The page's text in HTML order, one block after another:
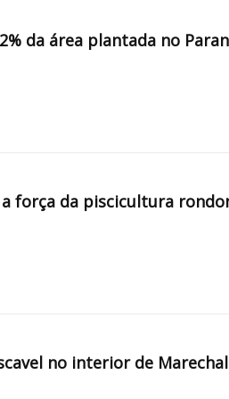
da área plantada no
força da piscicultura
no interior de Marechal